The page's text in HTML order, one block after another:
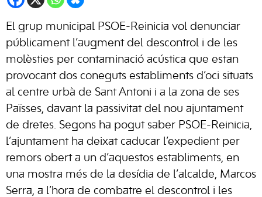
El grup municipal PSOE-Reinicia vol denunciar
públicament l’augment del descontrol i de les
molèsties per contaminació acústica que estan
provocant dos coneguts establiments d’oci situats
al centre urbà de Sant Antoni i a la zona de ses
Païsses, davant la passivitat del nou ajuntament
de dretes. Segons ha pogut saber PSOE-Reinicia,
l’ajuntament ha deixat caducar l’expedient per
remors obert a un d’aquestos establiments, en
una mostra més de la desídia de l’alcalde, Marcos
Serra, a l’hora de combatre el descontrol i les